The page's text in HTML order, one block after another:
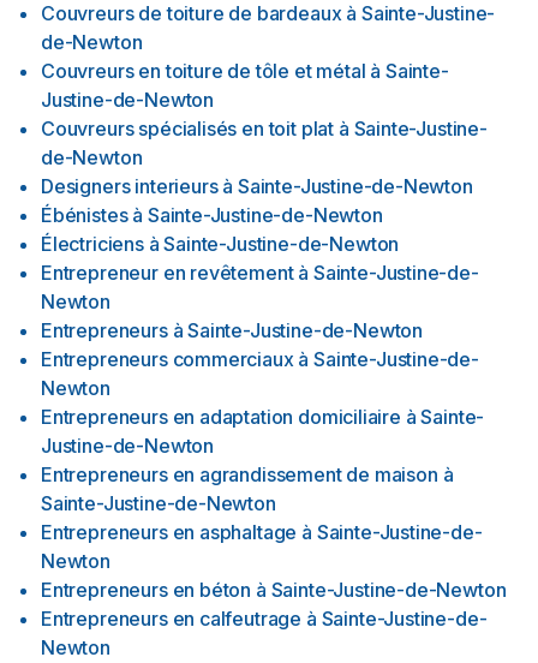
Couvreurs de toiture de bardeaux à Sainte-Justine-
de-Newton
Couvreurs en toiture de tôle et métal à Sainte-
Justine-de-Newton
Couvreurs spécialisés en toit plat à Sainte-Justine-
de-Newton
Designers interieurs à Sainte-Justine-de-Newton
Ébénistes à Sainte-Justine-de-Newton
Électriciens à Sainte-Justine-de-Newton
Entrepreneur en revêtement à Sainte-Justine-de-
Newton
Entrepreneurs à Sainte-Justine-de-Newton
Entrepreneurs commerciaux à Sainte-Justine-de-
Newton
Entrepreneurs en adaptation domiciliaire à Sainte-
Justine-de-Newton
Entrepreneurs en agrandissement de maison à
Sainte-Justine-de-Newton
Entrepreneurs en asphaltage à Sainte-Justine-de-
Newton
Entrepreneurs en béton à Sainte-Justine-de-Newton
Entrepreneurs en calfeutrage à Sainte-Justine-de-
Newton